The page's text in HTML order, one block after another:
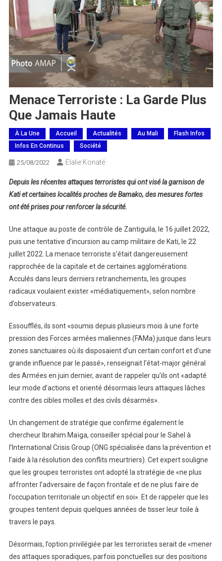
Menace Terroriste : La Garde Plus
Que Jamais Haute
À La Une Accueil Actualités Au Mali
Flash Infos
Infos En Continus
Société
25/08/2022 Elalie Konaté
Depuis les récentes attaques terroristes qui ont visé la garnison de
Kati et certaines localités proches de Bamako, des mesures fortes
ont été prises pour renforcer la sécurité.
Une attaque au poste de contrôle de Zantiguila, le 16 juillet 2022,
puis une tentative d’incursion au camp militaire de Kati, le 22
juillet 2022. La menace terroriste s’était dangereusement
rapprochée de la capitale et de certaines agglomérations.
Acculés dans leurs derniers retranchements, les groupes
radicaux voulaient exister «médiatiquement», selon nombre
d’observateurs.
Essoufflés, ils sont «soumis depuis plusieurs mois à une forte
pression des Forces armées maliennes (FAMa) jusque dans leurs
zones sanctuaires où ils disposaient d’un certain confort et d’une
grande influence par le passé», renseignait l’état-major général
des Armées en juin dernier, avant de rappeler qu’ils ont «adapté
leur mode d’actions et orienté désormais leurs attaques lâches
contre des cibles molles et des civils désarmés».
Un changement de stratégie que confirme également le
chercheur Ibrahim Maïga, conseiller spécial pour le Sahel à
l’International Crisis Group (ONG spécialisée dans la prévention et
l’aide à la résolution des conflits meurtriers). Cet expert souligne
que les groupes terroristes ont adopté la stratégie de «ne plus
affronter l’adversaire de façon frontale et de ne plus faire de
l’occupation territoriale un objectif en soi». Et de rappeler que les
groupes tentent depuis quelques années de tisser leur toile à
travers le pays.
Désormais, l’option privilégiée par les terroristes serait de «mener
des attaques sporadiques, parfois ponctuelles sur des positions